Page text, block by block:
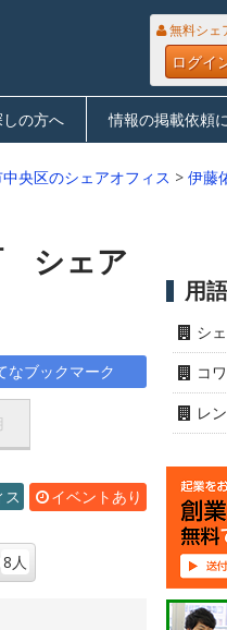
無料シェ
ログイ
の方へ 情報の掲載依頼
央区のシェアオフィス > 伊藤
シェア
なブックマーク
イベントあり
ス
8人
用
シ
コ
レ